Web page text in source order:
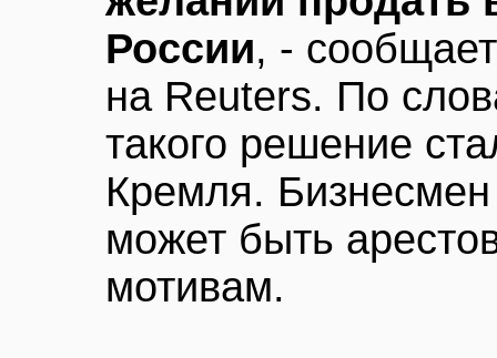
России, -
на Reuters. По
такого решение
Кремля.
может быть
мотивам.